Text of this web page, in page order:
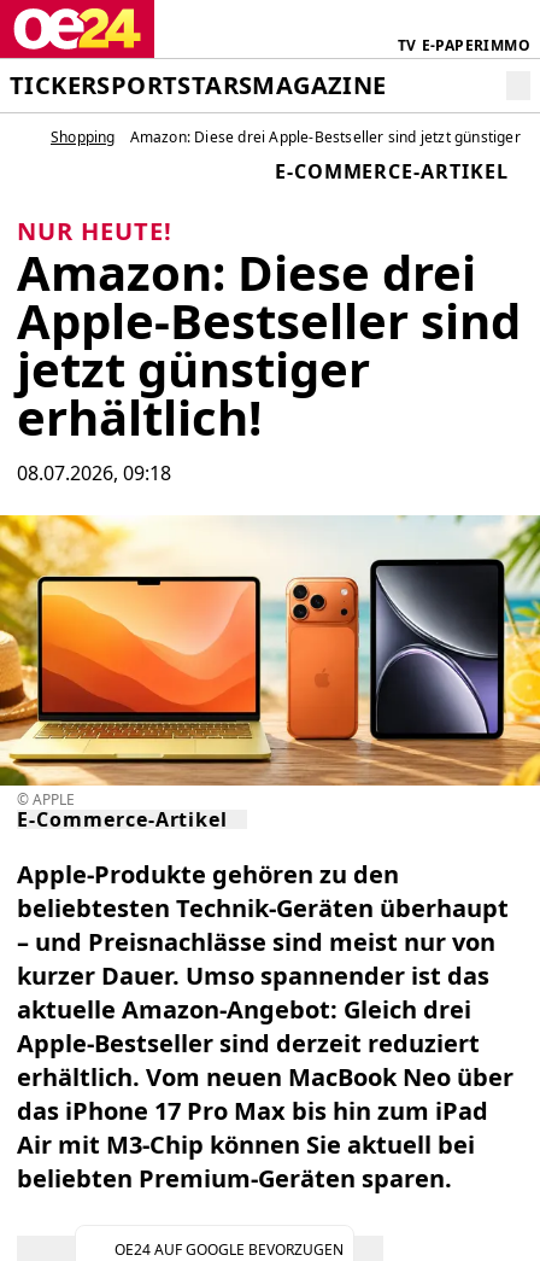
TV E-PAPERIMMO
TICKERSPORTSTARSMAGAZINE
Shopping Amazon: Diese drei Apple-Bestseller sind jetzt günstiger
E-COMMERCE-ARTIKEL
NUR HEUTE!
Amazon: Diese drei
Apple-Bestseller sind
jetzt günstiger
erhältlich!
08.07.2026, 09:18
© APPLE
E-Commerce-Artikel
Apple-Produkte gehören zu den
beliebtesten Technik-Geräten überhaupt
– und Preisnachlässe sind meist nur von
kurzer Dauer. Umso spannender ist das
aktuelle Amazon-Angebot: Gleich drei
Apple-Bestseller sind derzeit reduziert
erhältlich. Vom neuen MacBook Neo über
das iPhone 17 Pro Max bis hin zum iPad
Air mit M3-Chip können Sie aktuell bei
beliebten Premium-Geräten sparen.
OE24 AUF GOOGLE BEVORZUGEN